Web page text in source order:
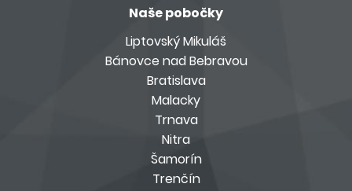
Naše pobočky
Liptovský Mikuláš
Bánovce nad Bebravou
Bratislava
Malacky
Trnava
Nitra
Šamorín
Trenčín